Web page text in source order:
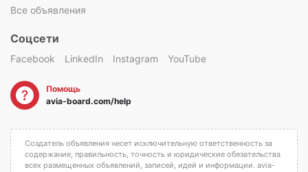
Все объявления
Соцсети
Facebook LinkedIn Instagram YouTube
Помощь
avia-board.com/help
Создатель объявления несет исключительную ответственность за
содержание, правильность, точность и юридические обязательства
всех размещенных объявлений, записей, идей и информации. avia-